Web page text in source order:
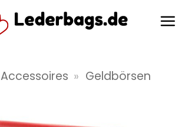
Accessoires » Geldbörsen